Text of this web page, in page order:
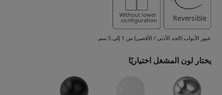
عبور الأبواب (الحد الأدنى / الأقصى) من 1 إلى 5 سم.
يختار لون المشغل اختياريًا